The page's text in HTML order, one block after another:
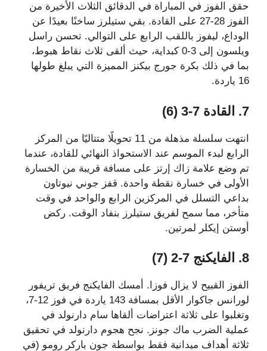
حقق الفوز في المباراة في الدقائق الثلاث الأخيرة من
الفوز 28-27 على القادة. بقي ستيلرز ساخنًا بعيدًا عن
الوداع، ليفوز باللقب الرابع على التوالي. تحسن راسل
ويلسون إلى 3-0 كبداية، حيث ألقى ثلاث نقاط هبوط،
بما في ذلك بكرة جورج بيكنز المميزة التي يبلغ طولها
16 ياردة.
7. القادة 7-3 (6)
انتهت سلسلة مذهلة من 11 تحويلًا متتاليًا من المركز
الرابع لبدء الموسم عند الاستحواذ النهائي للقادة، عندما
تم وضع علامة زاك إرتز على مسافة قريبة من الخسارة
الأولى في خسارة نقطة واحدة. قفز جوني نيوتاون
بداعي التسلل في المركزين الرابع والواحد في وقت
متأخر، مما سمح لفريق ستيلرز بنفاد الوقت. ركض
أوستن إيكلر لمرتين.
8. الفايكنج 7-2 (7)
الفوز القبيح لا يزال فوزا. أمسك الفايكنج فريق تريفور
لورانس جاكوار الأقل بمسافة 143 ياردة في فوز 12-7،
وتغلبوا على ثلاثة اعتراضات ألقاها سام دارنولد في
عملية الضرب ماك جونز. نجح هجوم دارنولد في تحقيق
ثلاثة أهداف ميدانية فقط بواسطة جون باركر رومو (في